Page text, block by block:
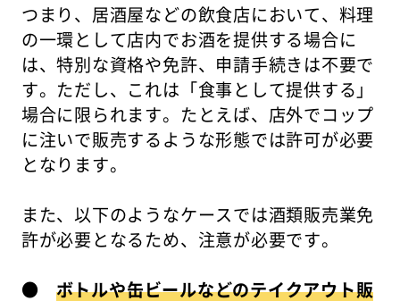
つまり、居酒屋などの飲食店において、料理
の一環として店内でお酒を提供する場合に
は、特別な資格や免許、申請手続きは不要で
す。ただし、これは「食事として提供する」
場合に限られます。たとえば、店外でコップ
に注いで販売するような形態では許可が必要
となります。
また、以下のようなケースでは酒類販売業免
許が必要となるため、注意が必要です。
● ボトルや缶ビールなどのテイクアウト販